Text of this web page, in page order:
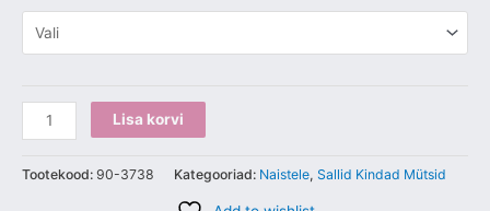
Lisa korvi
Tootekood: 90-3738 Kategooriad: Naistele, Sallid Kindad Mütsid